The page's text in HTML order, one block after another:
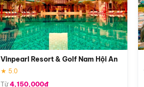
Vinpearl Resort & Golf Nam Hội An
★ 5.0
Từ4,150,000đ